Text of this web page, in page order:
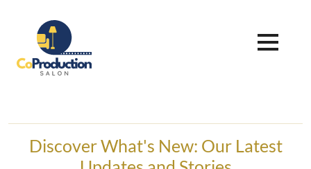
Discover What's New: Our Latest